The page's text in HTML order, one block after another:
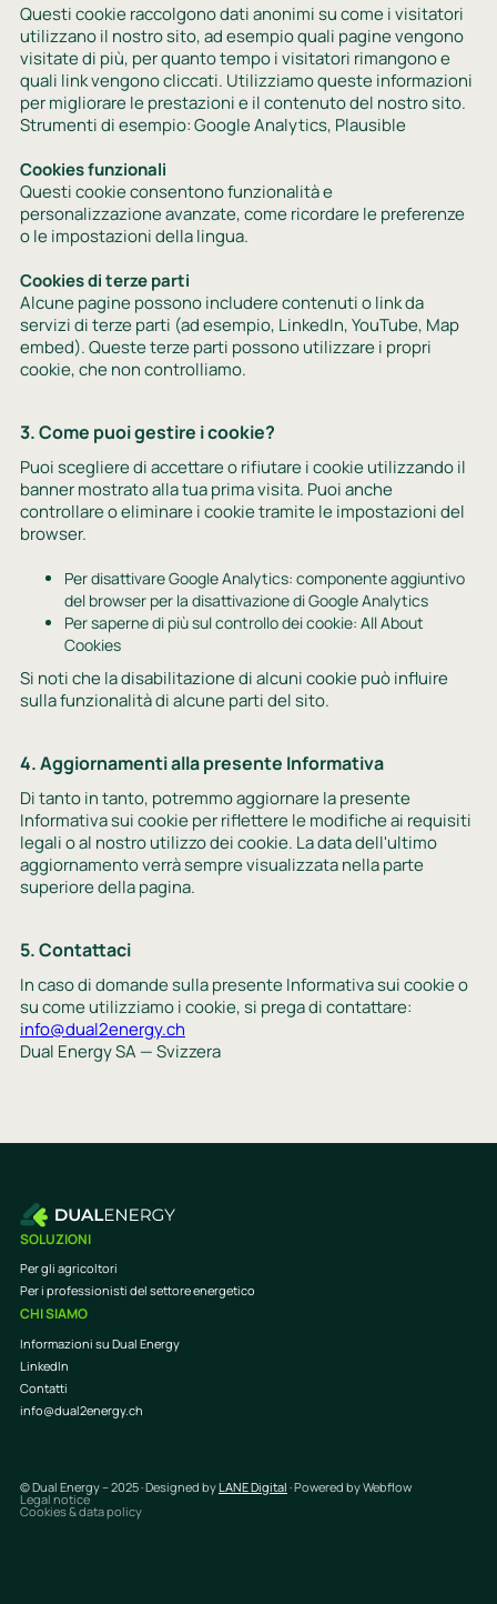
Questi cookie raccolgono dati anonimi su come i visitatori
utilizzano il nostro sito, ad esempio quali pagine vengono
visitate di più, per quanto tempo i visitatori rimangono e
quali link vengono cliccati. Utilizziamo queste informazioni
per migliorare le prestazioni e il contenuto del nostro sito.
Strumenti di esempio: Google Analytics, Plausible
Cookies funzionali
Questi cookie consentono funzionalità e
personalizzazione avanzate, come ricordare le preferenze
o le impostazioni della lingua.
Cookies di terze parti
Alcune pagine possono includere contenuti o link da
servizi di terze parti (ad esempio, LinkedIn, YouTube, Map
embed). Queste terze parti possono utilizzare i propri
cookie, che non controlliamo.
3. Come puoi gestire i cookie?
Puoi scegliere di accettare o rifiutare i cookie utilizzando il
banner mostrato alla tua prima visita. Puoi anche
controllare o eliminare i cookie tramite le impostazioni del
browser.
Per disattivare Google Analytics: componente aggiuntivo
del browser per la disattivazione di Google Analytics
Per saperne di più sul controllo dei cookie: All About
Cookies
Si noti che la disabilitazione di alcuni cookie può influire
sulla funzionalità di alcune parti del sito.
4. Aggiornamenti alla presente Informativa
Di tanto in tanto, potremmo aggiornare la presente
Informativa sui cookie per riflettere le modifiche ai requisiti
legali o al nostro utilizzo dei cookie. La data dell'ultimo
aggiornamento verrà sempre visualizzata nella parte
superiore della pagina.
5. Contattaci
In caso di domande sulla presente Informativa sui cookie o
su come utilizziamo i cookie, si prega di contattare:
info@dual2energy.ch
Dual Energy SA — Svizzera
SOLUZIONI
Per gli agricoltori
Per i professionisti del settore energetico
CHI SIAMO
Informazioni su Dual Energy
LinkedIn
Contatti
info@dual2energy.ch
© Dual Energy – 2025 · Designed byLANE Digital · Powered by Webflow
Legal notice
Cookies & data policy